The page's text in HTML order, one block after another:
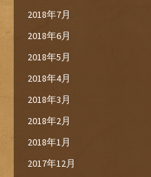
2018年7月
2018年6月
2018年5月
2018年4月
2018年3月
2018年2月
2018年1月
2017年12月